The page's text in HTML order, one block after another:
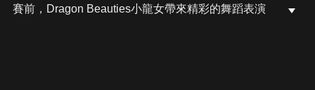
賽前，Dragon Beauties小龍女帶來精彩的舞蹈表演